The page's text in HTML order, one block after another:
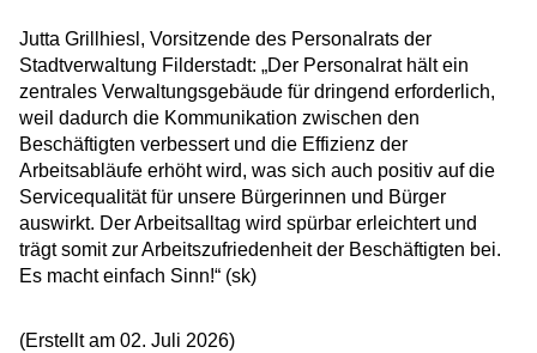
Jutta Grillhiesl, Vorsitzende des Personalrats der
Stadtverwaltung Filderstadt: „Der Personalrat hält ein
zentrales Verwaltungsgebäude für dringend erforderlich,
weil dadurch die Kommunikation zwischen den
Beschäftigten verbessert und die Effizienz der
Arbeitsabläufe erhöht wird, was sich auch positiv auf die
Servicequalität für unsere Bürgerinnen und Bürger
auswirkt. Der Arbeitsalltag wird spürbar erleichtert und
trägt somit zur Arbeitszufriedenheit der Beschäftigten bei.
Es macht einfach Sinn!“ (sk)
(Erstellt am 02. Juli 2026)